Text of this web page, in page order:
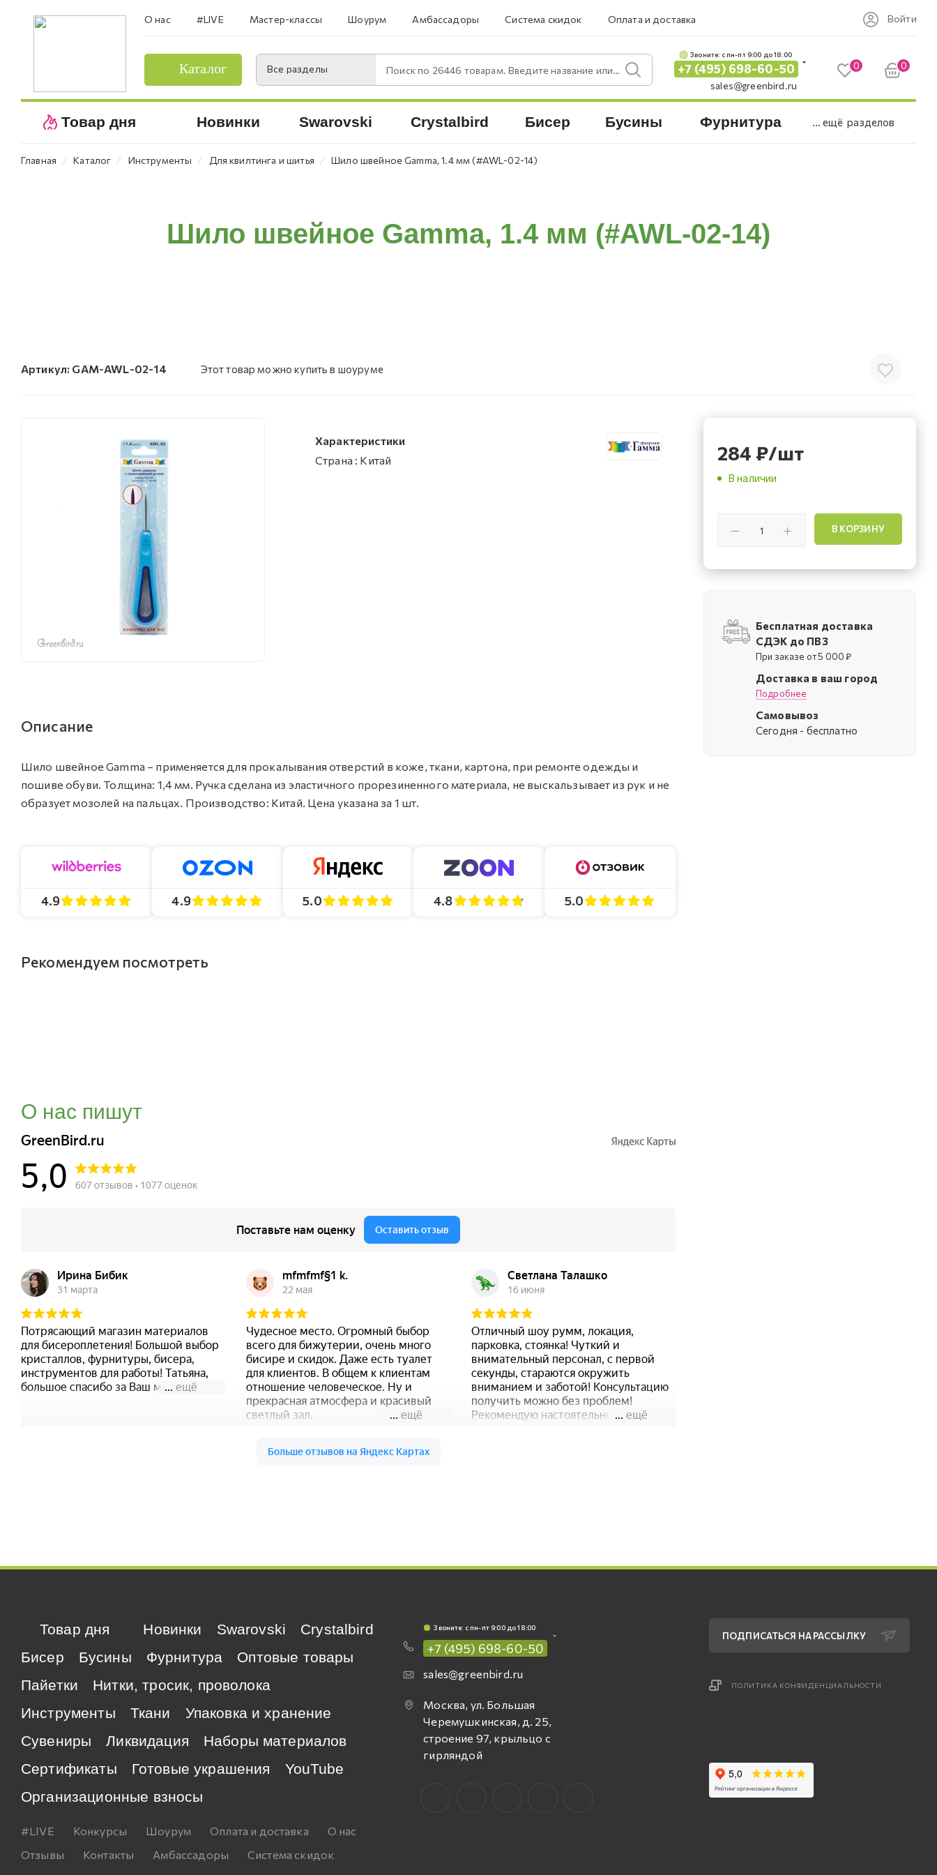
О нас #LIVE Мастер-классы Шоурум Амбассадоры Система скидок Оплата и доставка Войти
Каталог Все разделы Поиск по 26446 товарам. Введите название или артикул.
Звоните: c пн-пт 9:00 до 18:00
+7 (495) 698-60-50
sales@greenbird.ru
0 0
Товар дня Новинки Swarovski Crystalbird Бисер Бусины Фурнитура ... ещё разделов
Главная ⁄ Каталог ⁄ Инструменты ⁄ Для квилтинга и шитья ⁄ Шило швейное Gamma, 1.4 мм (#AWL-02-14)
Шило швейное Gamma, 1.4 мм (#AWL-02-14)
Артикул: GAM-AWL-02-14 Этот товар можно купить в шоуруме
Характеристики
Страна : Китай
Описание
Шило швейное Gamma – применяется для прокалывания отверстий в коже, ткани, картона, при ремонте одежды и
пошиве обуви. Толщина: 1,4 мм. Ручка сделана из эластичного прорезиненного материала, не выскальзывает из рук и не
образует мозолей на пальцах. Производство: Китай. Цена указана за 1 шт.
4.9 4.9 5.0 4.8 5.0
Рекомендуем посмотреть
О нас пишут
284 ₽/шт
В наличии
В КОРЗИНУ
Бесплатная доставка
СДЭК до ПВЗ
При заказе от 5 000 ₽
Доставка в ваш город
Подробнее
Самовывоз
Cегодня - бесплатно
Товар дня Новинки Swarovski
Crystalbird
Бисер
Бусины Фурнитура
Оптовые товары
Пайетки
Нитки, тросик, проволока
Инструменты
Ткани
Упаковка и хранение
Сувениры
Ликвидация
Наборы материалов
Сертификаты
Готовые украшения
YouTube
Организационные взносы
#LIVE Конкурсы Шоурум Оплата и доставка
О нас
Отзывы
Контакты Амбассадоры
Система скидок
Звоните: c пн-пт 9:00 до 18:00
+7 (495) 698-60-50
sales@greenbird.ru
Москва, ул. Большая
Черемушкинская, д. 25,
строение 97, крыльцо с
гирляндой
ПОДПИСАТЬСЯ НА РАССЫЛКУ
ПОЛИТИКА КОНФИДЕНЦИАЛЬНОСТИ